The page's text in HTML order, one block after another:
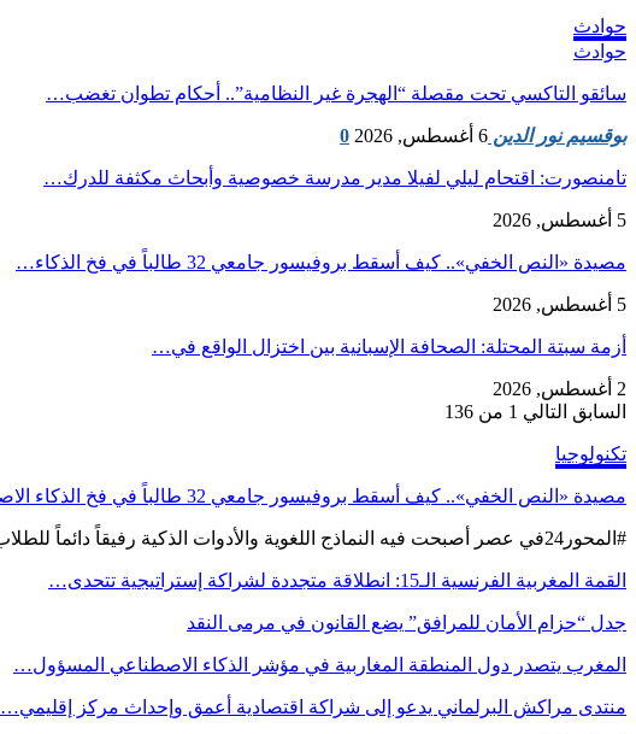
حوادث
حوادث
سائقو التاكسي تحت مقصلة “الهجرة غير النظامية”.. أحكام تطوان تغضب…
بوقسيم نور الدين 6 أغسطس, 2026 0
تامنصورت: اقتحام ليلي لفيلا مدير مدرسة خصوصية وأبحاث مكثفة للدرك…
5 أغسطس, 2026
مصيدة «النص الخفي».. كيف أسقط بروفيسور جامعي 32 طالباً في فخ الذكاء…
5 أغسطس, 2026
أزمة سبتة المحتلة: الصحافة الإسبانية بين اختزال الواقع في…
2 أغسطس, 2026
السابق التالي 1 من 136
تكنولوجيا
مصيدة «النص الخفي».. كيف أسقط بروفيسور جامعي 32 طالباً في فخ الذكاء الاصطناعي؟
#المحور24 ​في عصر أصبحت فيه النماذج اللغوية والأدوات الذكية رفيقاً دائماً للطلاب في القاعات الدراسية، أثبتت حيلة…
القمة المغربية الفرنسية الـ15: انطلاقة متجددة لشراكة إستراتيجية تتحدى…
جدل “حزام الأمان للمرافق” يضع القانون في مرمى النقد
المغرب يتصدر دول المنطقة المغاربية في مؤشر الذكاء الاصطناعي المسؤول…
منتدى مراكش البرلماني يدعو إلى شراكة اقتصادية أعمق وإحداث مركز إقليمي…